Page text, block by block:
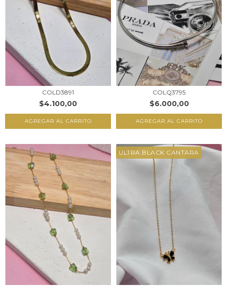
COLD3891
$4.100,00
AGREGAR AL CARRITO
COLQ3795
$6.000,00
AGREGAR AL CARRITO
ULTRA BLACK CANTARA